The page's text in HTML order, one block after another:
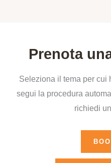
Prenota
Seleziona il tema per cui
segui la procedura
richiedi